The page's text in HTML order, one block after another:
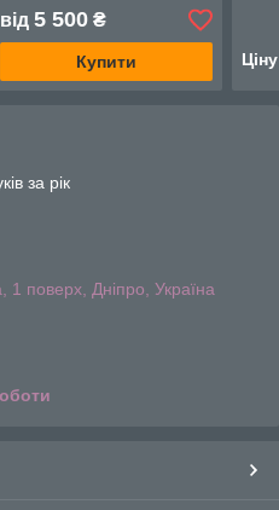
від 5 500₴
Купити
за рік
поверх, Дніпро, Україна